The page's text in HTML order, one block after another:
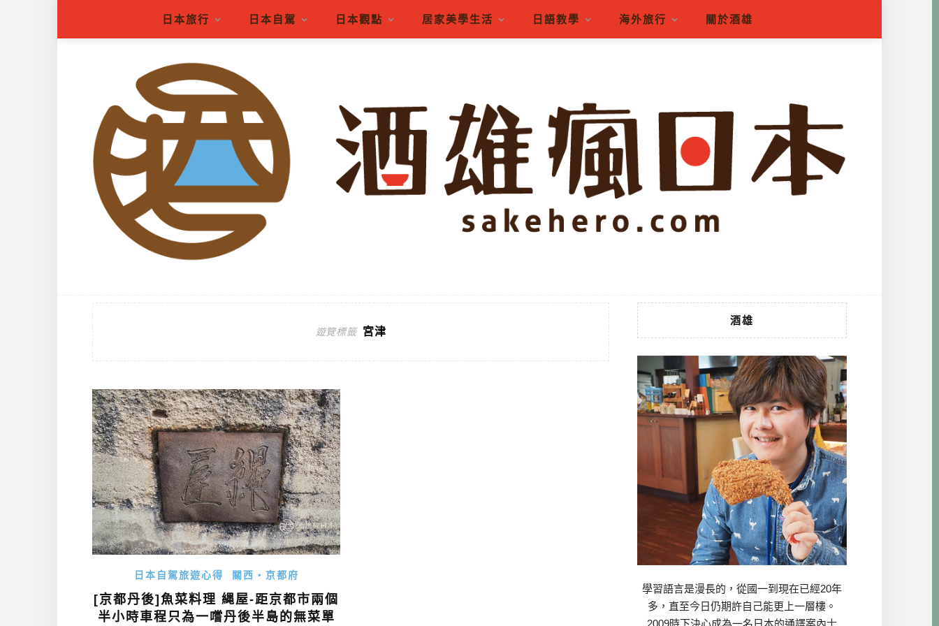
日本旅行 日本自駕 日本觀點 居家美學生活 日語教學 海外旅行 關於酒雄
遊覽標籤 宮津
日本自駕旅遊心得 關西・京都府
[京都丹後]魚菜料理 縄屋-距京都市兩個
半小時車程只為一嚐丹後半島的無菜單
酒雄
學習語言是漫長的，從國一到現在已經20年
多，直至今日仍期許自己能更上一層樓。
2009時下決心成為一名日本的通譯案內士